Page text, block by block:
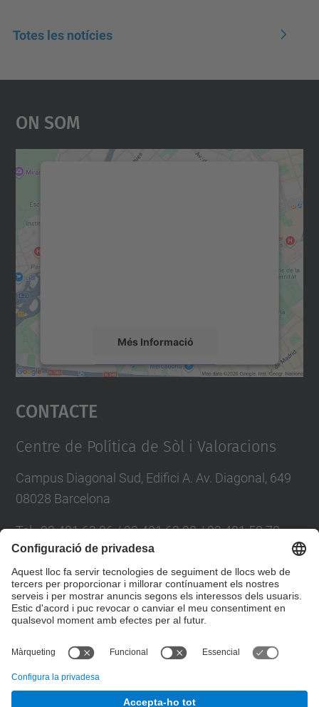
Totes les notícies
On Som
Més Informació
Accepta
powered by
Contacte
Centre de Política de Sòl i Valoracions
Campus Diagonal Sud, Edifici A. Av. Diagonal, 649
08028 Barcelona
Tel.:93 401 63 96 / 93 401 63 98 / 93 401 58 73
Directori UPC
Formulari de contacte